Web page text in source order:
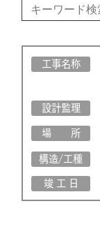
工事名称
設計監理
場 所
構造/工種
竣 工 日